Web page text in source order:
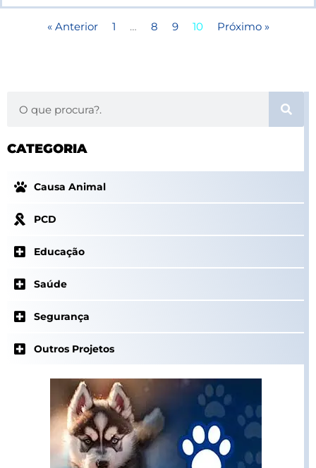
« Anterior 1 … 8 9 10 Próximo »
CATEGORIA
Causa Animal
PCD
Educação
Saúde
Segurança
Outros Projetos